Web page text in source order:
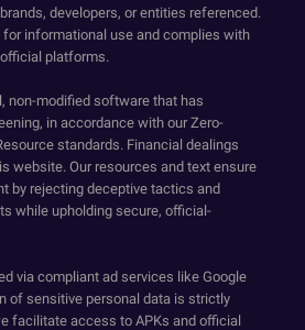
developers, or entities referenced.
informational use and complies with
platforms.
non-modified software that has
in accordance with our Zero-
standards. Financial dealings
website. Our resources and text ensure
by rejecting deceptive tactics and
while upholding secure, official-
via compliant ad services like Google
of sensitive personal data is strictly
facilitate access to APKs and official